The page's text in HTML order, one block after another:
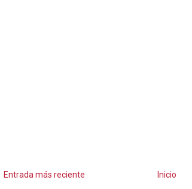
Entrada más reciente Inicio